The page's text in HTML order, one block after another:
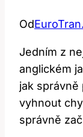
Od
Jedním z
anglickém
jak správně
vyhnout
správně